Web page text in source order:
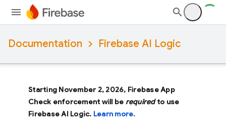
Documentation Firebase AI Logic
Starting November 2, 2026, Firebase App
Check enforcement will be requiredto use
Firebase AI Logic. Learn more.